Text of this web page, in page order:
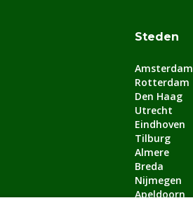
Steden
Amsterdam
Rotterdam
Den Haag
Utrecht
Eindhoven
Tilburg
Almere
Breda
Nijmegen
Apeldoorn